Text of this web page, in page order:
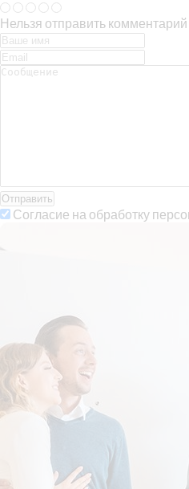
Нельзя отправить комментарий
Отправить
Согласие на обработку